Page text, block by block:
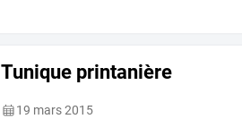
Tunique printanière
19 mars 2015